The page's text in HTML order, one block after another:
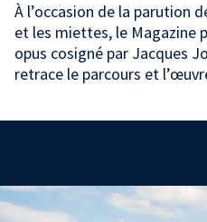
À l’occasion de la parution
et les miettes, le Magazine
opus cosigné par Jacques
retrace le parcours et